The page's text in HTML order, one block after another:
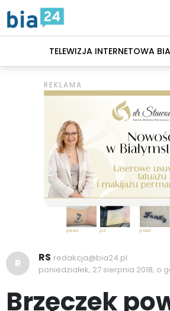
TELEWIZJA INTERNETOWA
R RS redakcja@bia24.pl
poniedziałek, 27 sierpnia 2018, o
Brzęczek